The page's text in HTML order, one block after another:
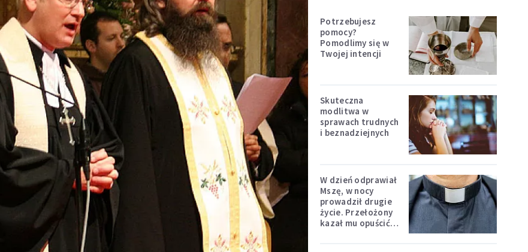
Potrzebujesz
pomocy?
Pomodlimy się w
Twojej intencji
Skuteczna
modlitwa w
sprawach trudnych
i beznadziejnych
W dzień odprawiał
Mszę, w nocy
prowadził drugie
życie. Przełożony
kazał mu opuścić